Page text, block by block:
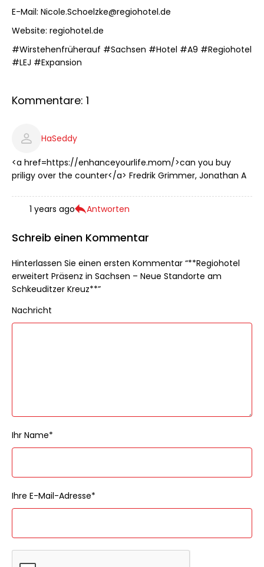
E-Mail: Nicole.Schoelzke@regiohotel.de
Website: regiohotel.de
#Wirstehenfrüherauf #Sachsen #Hotel #A9 #Regiohotel
#LEJ #Expansion
Kommentare: 1
HaSeddy
<a href=https://enhanceyourlife.mom/>can you buy
priligy over the counter</a> Fredrik Grimmer, Jonathan A
1 years ago Antworten
Schreib einen Kommentar
Hinterlassen Sie einen ersten Kommentar “**Regiohotel
erweitert Präsenz in Sachsen – Neue Standorte am
Schkeuditzer Kreuz**”
Nachricht
Ihr Name*
Ihre E-Mail-Adresse*